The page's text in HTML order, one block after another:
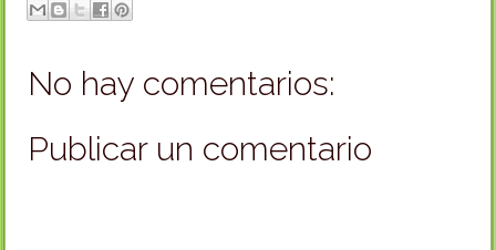
No hay comentarios:
Publicar un comentario